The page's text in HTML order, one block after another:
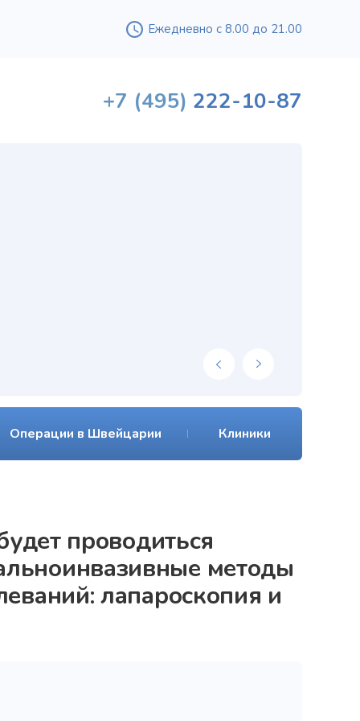
Ежедневно с 8.00 до 21.00
+7 (495) 222-10-87
Операции в Швейцарии Клиники
проводиться
методы
лапароскопия и